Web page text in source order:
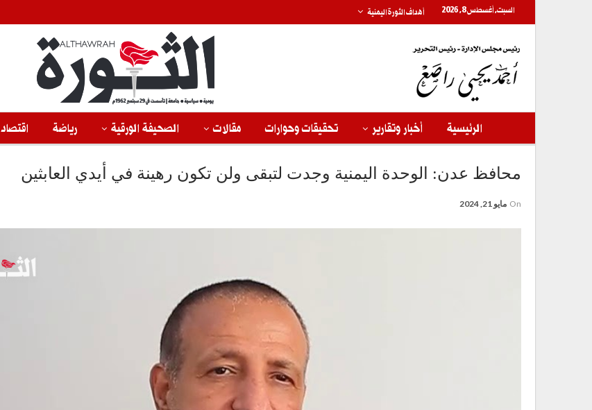
السبت, أغسطس 8, 2026 أهداف الثورة اليمنية
الرئيسية أخبار وتقارير تحقيقات وحوارات مقالات الصحيفة الورقية رياضة اقتصاد
محافظ عدن: الوحدة اليمنية وجدت لتبقى ولن تكون رهينة في أيدي العابثين
On مايو 21, 2024